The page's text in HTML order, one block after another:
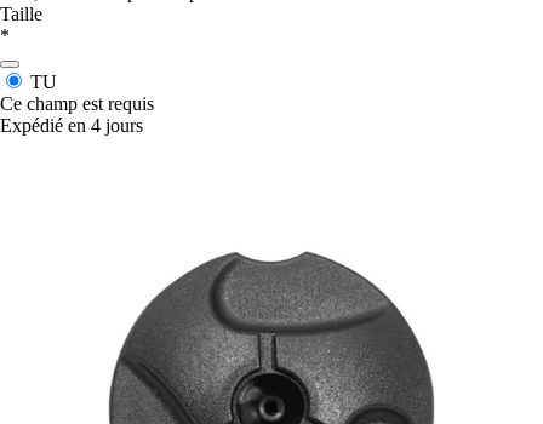
Taille
*
TU
Ce champ est requis
Expédié en 4 jours